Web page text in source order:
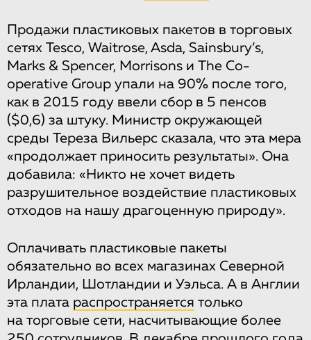
Продажи пластиковых пакетов в торговых
сетях Tesco, Waitrose, Asda, Sainsbury’s,
Marks & Spencer, Morrisons и The Co-
operative Group упали на 90% после того,
как в 2015 году ввели сбор в 5 пенсов
($0,6) за штуку. Министр окружающей
среды Тереза Вильерс сказала, что эта мера
«продолжает приносить результаты». Она
добавила: «Никто не хочет видеть
разрушительное воздействие пластиковых
отходов на нашу драгоценную природу».
Оплачивать пластиковые пакеты
обязательно во всех магазинах Северной
Ирландии, Шотландии и Уэльса. А в Англии
эта плата распространяется только
на торговые сети, насчитывающие более